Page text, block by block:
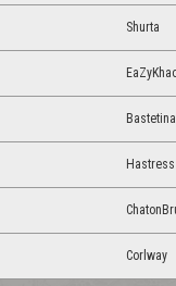
Shurta
Bastetina
Hastress
Corlway